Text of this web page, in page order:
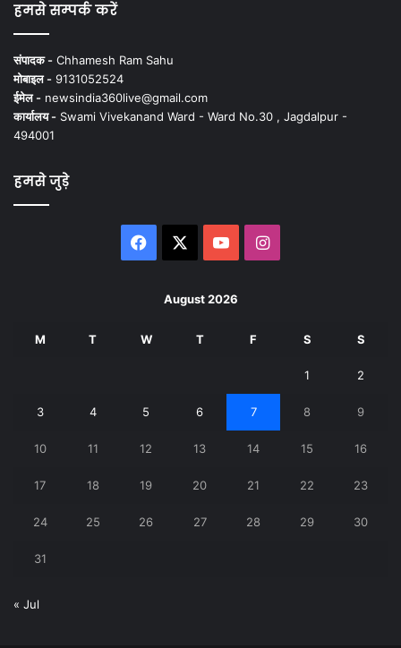
हमसे सम्पर्क करें
संपादक - Chhamesh Ram Sahu
मोबाइल - 9131052524
ईमेल - newsindia360live@gmail.com
कार्यालय - Swami Vivekanand Ward - Ward No.30 , Jagdalpur -
494001
हमसे जुड़े
Facebook YouTubeInstagram
August 2026
M T W T F S S
1 2
3 4 5 6 7 8 9
10 11 12 13 14 15 16
17 18 19 20 21 22 23
24 25 26 27 28 29 30
31
« Jul